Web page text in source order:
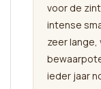
voor de
intense
zeer lange,
ieder jaar